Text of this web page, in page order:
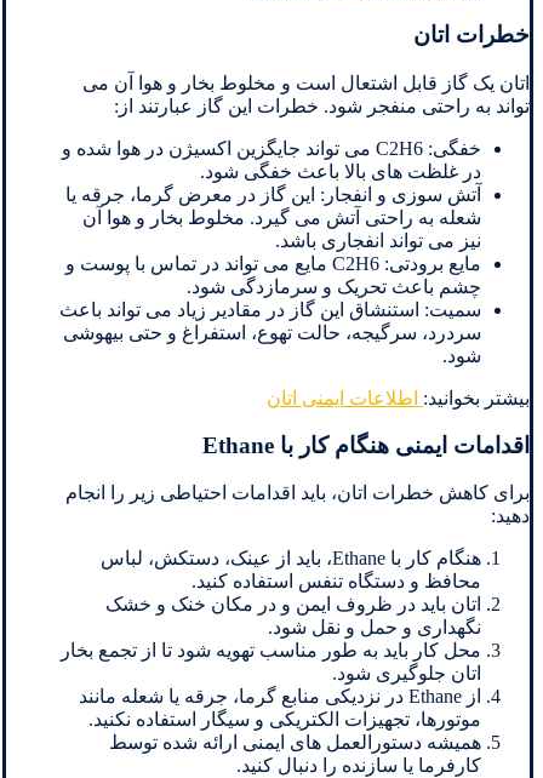
خطرات اتان
اتان یک گاز قابل اشتعال است و مخلوط بخار و هوا آن می
تواند به راحتی منفجر شود. خطرات این گاز عبارتند از:
خفگی: C2H6 می تواند جایگزین اکسیژن در هوا شده و
در غلظت های بالا باعث خفگی شود.
آتش سوزی و انفجار: این گاز در معرض گرما، جرقه یا
شعله به راحتی آتش می گیرد. مخلوط بخار و هوا آن
نیز می تواند انفجاری باشد.
مایع برودتی: C2H6 مایع می تواند در تماس با پوست و
چشم باعث تحریک و سرمازدگی شود.
سمیت: استنشاق این گاز در مقادیر زیاد می تواند باعث
سردرد، سرگیجه، حالت تهوع، استفراغ و حتی بیهوشی
شود.
بیشتر بخوانید: اطلاعات ایمنی اتان
اقدامات ایمنی هنگام کار با Ethane
برای کاهش خطرات اتان، باید اقدامات احتیاطی زیر را انجام
دهید:
هنگام کار با Ethane، باید از عینک، دستکش، لباس
محافظ و دستگاه تنفس استفاده کنید.
اتان باید در ظروف ایمن و در مکان خنک و خشک
نگهداری و حمل و نقل شود.
محل کار باید به طور مناسب تهویه شود تا از تجمع بخار
اتان جلوگیری شود.
از Ethane در نزدیکی منابع گرما، جرقه یا شعله مانند
موتورها، تجهیزات الکتریکی و سیگار استفاده نکنید.
همیشه دستورالعمل های ایمنی ارائه شده توسط
کارفرما یا سازنده را دنبال کنید.